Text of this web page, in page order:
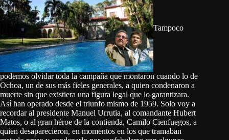
Tampoco
podemos olvidar toda la campaña que montaron cuando lo de
Ochoa, un de sus más fieles generales, a quien condenaron a
muerte sin que existiera una figura legal que lo garantizara.
Así han operado desde el triunfo mismo de 1959. Solo voy a
recordar al presidente Manuel Urrutia, al comandante Hubert
Matos, o al gran héroe de la contienda, Camilo Cienfuegos, a
quien desaparecieron, en momentos en los que tramaban